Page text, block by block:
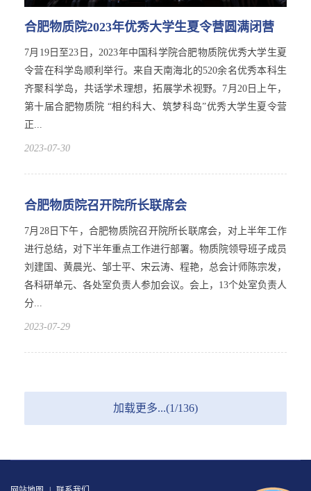
合肥物质院2023年优秀大学生夏令营圆满闭营
7月19日至23日，2023年中国科学院合肥物质院优秀大学生夏
令营在科学岛顺利举行。来自天南海北的520余名优秀本科生
齐聚科学岛，共话学术理想，拓展学术视野。7月20日上午，
第十届合肥物质院 “相约科大、筑梦科岛”优秀大学生夏令营
正...
2023-07-30
合肥物质院召开院所长联席会
7月28日下午，合肥物质院召开院所长联席会，对上半年工作
进行总结，对下半年重点工作进行部署。物质院领导班子成员
刘建国、黄晨光、邹士平、宋云涛、程艳，总会计师陈宗发，
各科研单元、各处室负责人参加会议。会上，13个处室负责人
分...
2023-07-29
加载更多...(1/136)